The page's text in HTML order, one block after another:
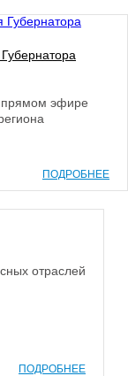
прямом эфире
ПОДРОБНЕЕ
отраслей
ПОДРОБНЕЕ